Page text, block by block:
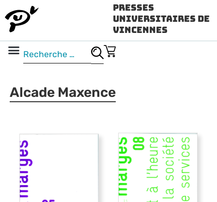
Presses
Universitaires de
Vincennes
Alcade Maxence